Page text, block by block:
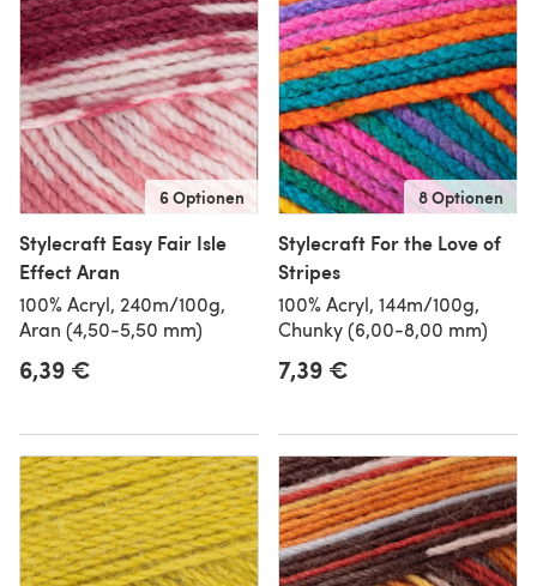
6 Optionen
Stylecraft Easy Fair Isle
Effect Aran
100% Acryl, 240m/100g,
Aran (4,50-5,50 mm)
6,39 €
8 Optionen
Stylecraft For the Love of
Stripes
100% Acryl, 144m/100g,
Chunky (6,00-8,00 mm)
7,39 €